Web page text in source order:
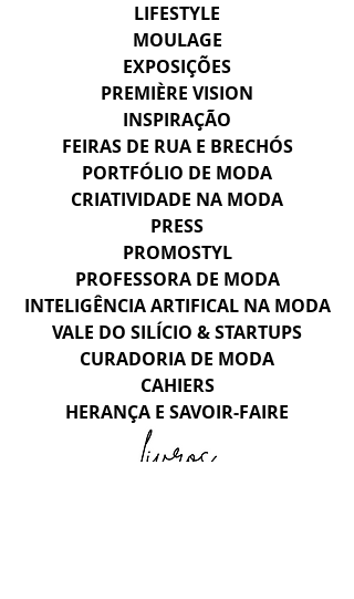
LIFESTYLE
MOULAGE
EXPOSIÇÕES
PREMIÈRE VISION
INSPIRAÇÃO
FEIRAS DE RUA E BRECHÓS
PORTFÓLIO DE MODA
CRIATIVIDADE NA MODA
PRESS
PROMOSTYL
PROFESSORA DE MODA
INTELIGÊNCIA ARTIFICAL NA MODA
VALE DO SILÍCIO & STARTUPS
CURADORIA DE MODA
CAHIERS
HERANÇA E SAVOIR-FAIRE